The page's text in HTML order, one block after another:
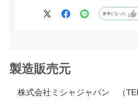
参考になった
製造販売元
株式会社ミシャジャパン （